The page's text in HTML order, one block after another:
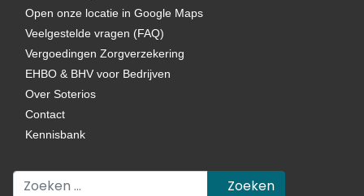
Open onze locatie in Google Maps
Veelgestelde vragen (FAQ)
Vergoedingen Zorgverzekering
EHBO & BHV voor Bedrijven
Over Soterios
Contact
Kennisbank
Zoeken Zoeken